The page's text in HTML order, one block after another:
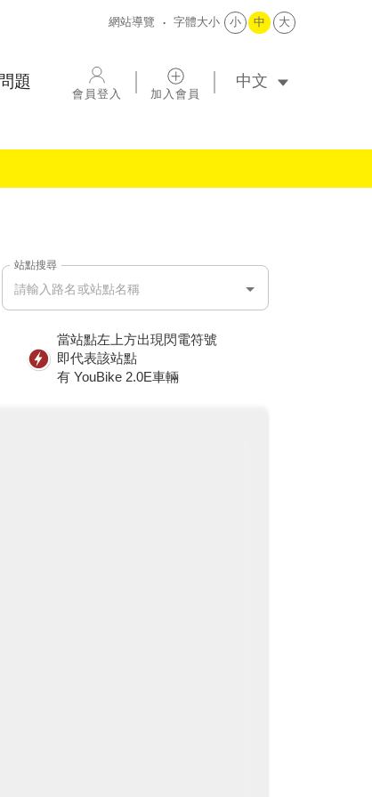
網站導覽 字體大小 小 中 大
題 會員登入 加入會員
站點搜尋
站點搜尋
當站點左上方出現閃電符號
即代表該站點
有 YouBike 2.0E車輛